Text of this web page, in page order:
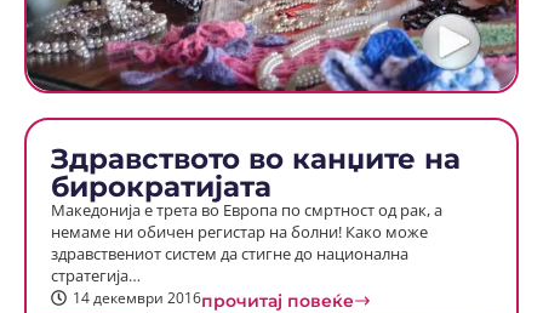
Здравството во канџите на
бирократијата
Македонија е трета во Европа по смртност од рак, а
немаме ни обичен регистар на болни! Како може
здравствениот систем да стигне до национална
стратегија…
14 декември 2016прочитај повеќе